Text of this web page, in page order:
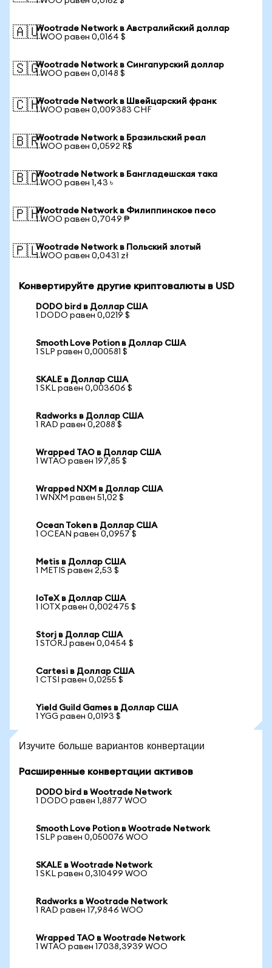
🇦🇺Wootrade Network в Австралийский доллар
1 WOO равен 0,0164 $
🇸🇬Wootrade Network в Сингапурский доллар
1 WOO равен 0,0148 $
🇨🇭Wootrade Network в Швейцарский франк
1 WOO равен 0,009383 CHF
🇧🇷Wootrade Network в Бразильский реал
1 WOO равен 0,0592 R$
🇧🇩Wootrade Network в Бангладешская така
1 WOO равен 1,43 ৳
🇵🇭Wootrade Network в Филиппинское песо
1 WOO равен 0,7049 ₱
🇵🇱Wootrade Network в Польский злотый
1 WOO равен 0,0431 zł
Конвертируйте другие криптовалюты в USD
DODO bird в Доллар США
1 DODO равен 0,0219 $
Smooth Love Potion в Доллар США
1 SLP равен 0,000581 $
SKALE в Доллар США
1 SKL равен 0,003606 $
Radworks в Доллар США
1 RAD равен 0,2088 $
Wrapped TAO в Доллар США
1 WTAO равен 197,85 $
Wrapped NXM в Доллар США
1 WNXM равен 51,02 $
Ocean Token в Доллар США
1 OCEAN равен 0,0957 $
Metis в Доллар США
1 METIS равен 2,53 $
IoTeX в Доллар США
1 IOTX равен 0,002475 $
Storj в Доллар США
1 STORJ равен 0,0454 $
Cartesi в Доллар США
1 CTSI равен 0,0255 $
Yield Guild Games в Доллар США
1 YGG равен 0,0193 $
Изучите больше вариантов конвертации
Расширенные конвертации активов
DODO bird в Wootrade Network
1 DODO равен 1,8877 WOO
Smooth Love Potion в Wootrade Network
1 SLP равен 0,050076 WOO
SKALE в Wootrade Network
1 SKL равен 0,310499 WOO
Radworks в Wootrade Network
1 RAD равен 17,9846 WOO
Wrapped TAO в Wootrade Network
1 WTAO равен 17038,3939 WOO